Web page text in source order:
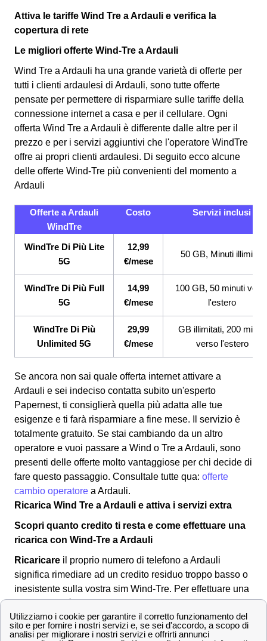
Attiva le tariffe Wind Tre a Ardauli e verifica la
copertura di rete
Le migliori offerte Wind-Tre a Ardauli
Wind Tre a Ardauli ha una grande varietà di offerte per
tutti i clienti ardaulesi di Ardauli, sono tutte offerte
pensate per permettere di risparmiare sulle tariffe della
connessione internet a casa e per il cellulare. Ogni
offerta Wind Tre a Ardauli è differente dalle altre per il
prezzo e per i servizi aggiuntivi che l'operatore WindTre
offre ai propri clienti ardaulesi. Di seguito ecco alcune
delle offerte Wind-Tre più convenienti del momento a
Ardauli
Offerte a Ardauli
WindTre
Costo Servizi inclusi
WindTre Di Più Lite
5G
12,99
€/mese
50 GB, Minuti illimitati
WindTre Di Più Full
5G
14,99
€/mese
100 GB, 50 minuti
l'estero
WindTre Di Più
Unlimited 5G
29,99
€/mese
GB illimitati, 200 minuti
verso l'estero
Se ancora non sai quale offerta internet attivare a
Ardauli e sei indeciso contatta subito un'esperto
Papernest, ti consiglierà quella più adatta alle tue
esigenze e ti farà risparmiare a fine mese. Il servizio è
totalmente gratuito. Se stai cambiando da un altro
operatore e vuoi passare a Wind o Tre a Ardauli, sono
presenti delle offerte molto vantaggiose per chi decide di
fare questo passaggio. Consultale tutte qua: offerte
cambio operatore a Ardauli.
Ricarica Wind Tre a Ardauli e attiva i servizi extra
Scopri quanto credito ti resta e come effettuare una
ricarica con Wind-Tre a Ardauli
Ricaricare il proprio numero di telefono a Ardauli
significa rimediare ad un credito residuo troppo basso o
inesistente sulla vostra sim Wind-Tre. Per effettuare una
ricarica si può:
Recarsi inbancao altabacchinodi Ardauli